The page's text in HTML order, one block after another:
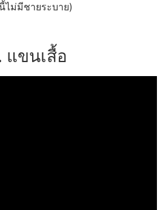
ไม่มีชายระบาย)
แขนเสื้อ